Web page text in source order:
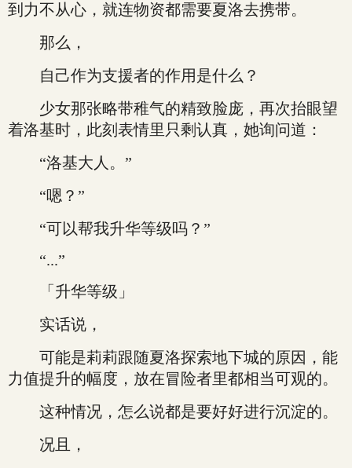
到力不从心，就连物资都需要夏洛去携带。
那么，
自己作为支援者的作用是什么？
少女那张略带稚气的精致脸庞，再次抬眼望
着洛基时，此刻表情里只剩认真，她询问道：
“洛基大人。”
“嗯？”
“可以帮我升华等级吗？”
“...”
「升华等级」
实话说，
可能是莉莉跟随夏洛探索地下城的原因，能
力值提升的幅度，放在冒险者里都相当可观的。
这种情况，怎么说都是要好好进行沉淀的。
况且，